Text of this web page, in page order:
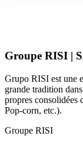
Groupe RISI |
Grupo RISI est une
grande tradition
propres consolidées
Pop-corn, etc.).
Groupe RISI